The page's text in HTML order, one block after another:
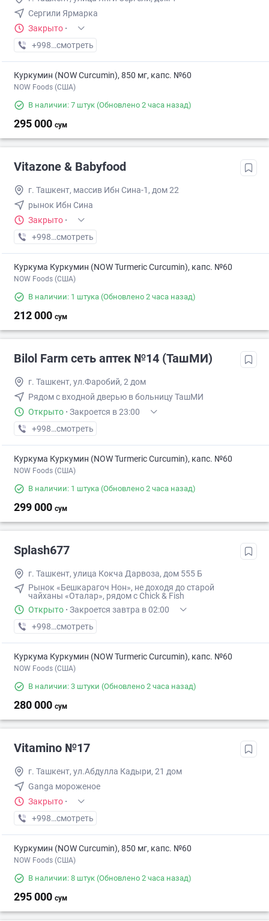
Сергили Ярмарка
Закрыто ·
+998 (77) XXX-XX-XX
смотреть
Куркумин (NOW Curcumin), 850 мг, капс. №60
NOW Foods (США)
В наличии: 7 штук (Обновлено 2 часа назад)
295 000 сум
Vitazone & Babyfood
г. Ташкент, массив Ибн Сина-1, дом 22
рынок Ибн Сина
Закрыто ·
+998 (88) XXX-XX-XX
смотреть
Куркума Куркумин (NOW Turmeric Curcumin), капс. №60
NOW Foods (США)
В наличии: 1 штука (Обновлено 2 часа назад)
212 000 сум
Bilol Farm сеть аптек №14 (ТашМИ)
г. Ташкент, ул.Фаробий, 2 дом
Рядом с входной дверью в больницу ТашМИ
Открыто · Закроется в 23:00
+998 (90) XXX-XX-XX
смотреть
Куркума Куркумин (NOW Turmeric Curcumin), капс. №60
NOW Foods (США)
В наличии: 1 штука (Обновлено 2 часа назад)
299 000 сум
Splash677
г. Ташкент, улица Кокча Дарвоза, дом 555 Б
Рынок «Бешкарагоч Нон», не доходя до старой
чайханы «Оталар», рядом с Chick & Fish
Открыто · Закроется завтра в 02:00
+998 (95) XXX-XX-XX
смотреть
Куркума Куркумин (NOW Turmeric Curcumin), капс. №60
NOW Foods (США)
В наличии: 3 штуки (Обновлено 2 часа назад)
280 000 сум
Vitamino №17
г. Ташкент, ул.Абдулла Кадыри, 21 дом
Ganga мороженое
Закрыто ·
+998 (99) XXX-XX-XX
смотреть
Куркумин (NOW Curcumin), 850 мг, капс. №60
NOW Foods (США)
В наличии: 8 штук (Обновлено 2 часа назад)
295 000 сум